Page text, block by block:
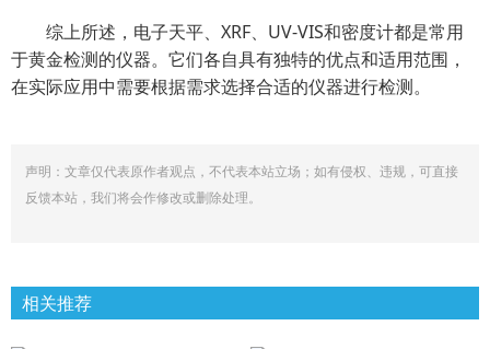
综上所述，电子天平、XRF、UV-VIS和密度计都是常用
于黄金检测的仪器。它们各自具有独特的优点和适用范围，
在实际应用中需要根据需求选择合适的仪器进行检测。
声明：文章仅代表原作者观点，不代表本站立场；如有侵权、违规，可直接
反馈本站，我们将会作修改或删除处理。
相关推荐